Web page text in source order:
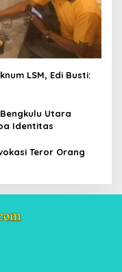
LSM, Edi Busti:
Utara
Identitas
Teror Orang